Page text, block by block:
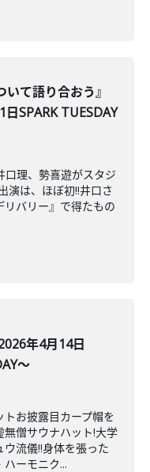
いて語り合おう』
SPARK TUESDAY
口理、勢喜遊がスタジ
演は、ほぼ初‼井口さ
バリー』で得たもの
年4月14日
～
お披露目カープ帽を
僧サウナハット!大学
流儀‼身体を張った
ーモニク...